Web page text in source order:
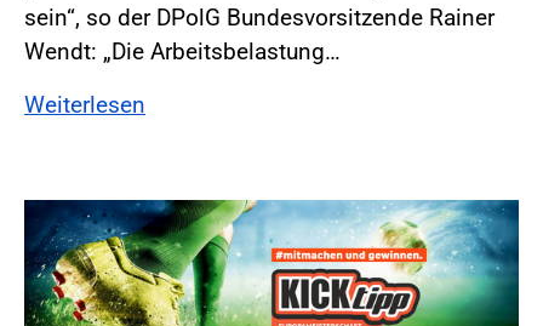
sein“, so der DPolG Bundesvorsitzende Rainer
Wendt: „Die Arbeitsbelastung…
Weiterlesen